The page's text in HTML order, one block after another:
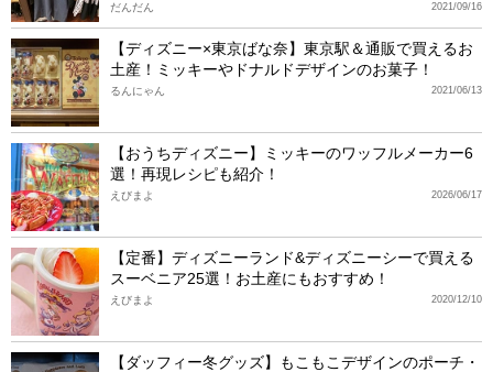
2021/09/16
だんだん
【ディズニー×東京ばな奈】東京駅＆通販で買えるお
土産！ミッキーやドナルドデザインのお菓子！
2021/06/13
るんにゃん
【おうちディズニー】ミッキーのワッフルメーカー6
選！再現レシピも紹介！
2026/06/17
えびまよ
【定番】ディズニーランド&ディズニーシーで買える
スーベニア25選！お土産にもおすすめ！
2020/12/10
えびまよ
【ダッフィー冬グッズ】もこもこデザインのポーチ・